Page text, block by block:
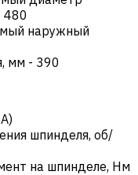
480
наружный
мм - 390
шпинделя, об/
на шпинделе, Нм